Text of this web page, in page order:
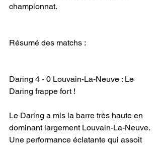
championnat.
Résumé des matchs :
Daring 4 - 0 Louvain-La-Neuve : Le
Daring frappe fort !
Le Daring a mis la barre très haute en
dominant largement Louvain-La-Neuve.
Une performance éclatante qui assoit